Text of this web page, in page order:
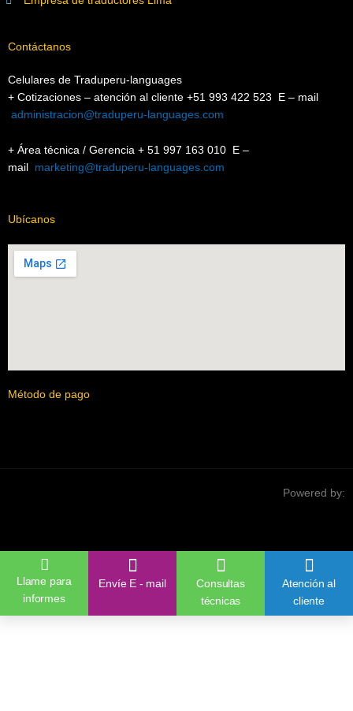
Contáctanos
Celulares de Traduperu-languages
+ Cotizaciones – atención al cliente +51 993 422 523 E – mail
administracion@traduperu-languages.com
+ Área técnica / Gerencia + 51 997 163 010 E –
mail marketing@traduperu-languages.com
Ubícanos
Método de pago
Powered by:
Llame para
informes
Envíe E - mail
Consultas
técnicas
Atención al
cliente